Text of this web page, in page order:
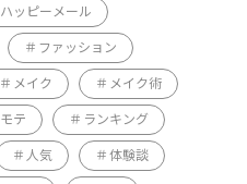
ハッピーメール
ファッション
メイク メイク術
モテ ランキング
人気 体験談